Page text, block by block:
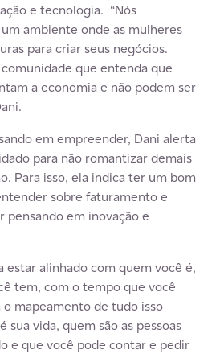
e tecnologia. “Nós
ambiente onde as mulheres
para criar seus negócios.
que entenda que
a economia e não podem ser
em empreender, Dani alerta
para não romantizar demais
Para isso, ela indica ter um bom
sobre faturamento e
pensando em inovação e
estar alinhado com quem você é,
tem, com o tempo que você
mapeamento de tudo isso
sua vida, quem são as pessoas
e que você pode contar e pedir